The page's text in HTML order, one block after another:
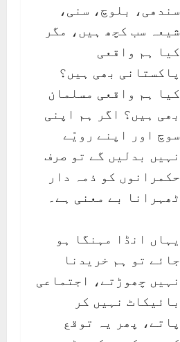
سندھی، بلوچ، سنی،
شیعہ سب کچھ ہیں، مگر
کیا ہم واقعی
پاکستانی بھی ہیں؟
کیا ہم واقعی مسلمان
بھی ہیں؟ اگر ہم اپنی
سوچ اور اپنے رویّے
نہیں بدلیں گے تو صرف
حکمرانوں کو ذمہ دار
ٹھہرانا بے معنی ہے۔
یہاں انڈا مہنگا ہو
جائے تو ہم خریدنا
نہیں چھوڑتے، اجتماعی
بائیکاٹ نہیں کر
پاتے، پھر یہ توقع